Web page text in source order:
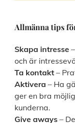
Allmänna tips
Skapa intresse
och är
Ta kontakt –
Aktivera – Ha
ger en bra
kunderna.
Give aways –